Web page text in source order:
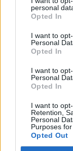
personal
Opted In
I want to
Personal
Opted In
I want to
Personal
Opted In
I want to
Retention,
Personal
Purposes
Opted Out
valós
kivitelezési
után az
a
állami
a
lezárásához